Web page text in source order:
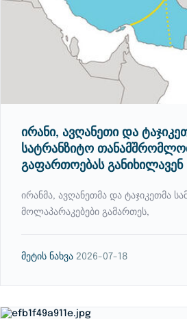
ირანი, ავღანეთი და
სატრანზიტო
გაფართოებას განიხილავენ
ირანმა, ავღანეთმა და ტაჯიკეთმა
მოლაპარაკებები გამართეს,
მეტის ნახვა 2026-07-18